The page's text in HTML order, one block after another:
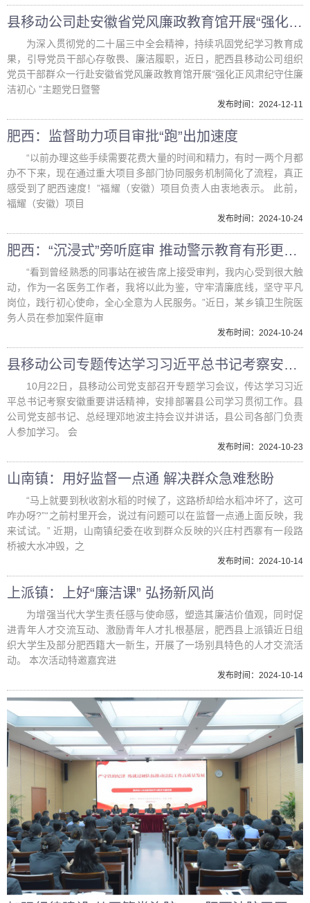
县移动公司赴安徽省党风廉政教育馆开展“强化正风肃纪 守住廉洁初心 ”主题党日暨警示教育活动
为深入贯彻党的二十届三中全会精神，持续巩固党纪学习教育成
果，引导党员干部心存敬畏、廉洁履职，近日，肥西县移动公司组织
党员干部群众一行赴安徽省党风廉政教育馆开展“强化正风肃纪守住廉
洁初心 ”主题党日暨警
发布时间：2024-12-11
肥西：监督助力项目审批“跑”出加速度
“以前办理这些手续需要花费大量的时间和精力，有时一两个月都
办不下来，现在通过重大项目多部门协同服务机制简化了流程，真正
感受到了肥西速度！”福耀（安徽）项目负责人由衷地表示。 此前，
福耀（安徽）项目
发布时间：2024-10-24
肥西：“沉浸式”旁听庭审 推动警示教育有形更走心
“看到曾经熟悉的同事站在被告席上接受审判，我内心受到很大触
动，作为一名医务工作者，我将以此为鉴，守牢清廉底线，坚守平凡
岗位，践行初心使命，全心全意为人民服务。”近日，某乡镇卫生院医
务人员在参加案件庭审
发布时间：2024-10-24
县移动公司专题传达学习习近平总书记考察安徽重要讲话精神
10月22日，县移动公司党支部召开专题学习会议，传达学习习近
平总书记考察安徽重要讲话精神，安排部署县公司学习贯彻工作。县
公司党支部书记、总经理邓地波主持会议并讲话，县公司各部门负责
人参加学习。 会
发布时间：2024-10-23
山南镇：用好监督一点通 解决群众急难愁盼
“马上就要到秋收割水稻的时候了，这路桥却给水稻冲坏了，这可
咋办呀?”“之前村里开会，说过有问题可以在监督一点通上面反映，我
来试试。” 近期，山南镇纪委在收到群众反映的兴庄村西寨有一段路
桥被大水冲毁，之
发布时间：2024-10-14
上派镇：上好“廉洁课” 弘扬新风尚
为增强当代大学生责任感与使命感，塑造其廉洁价值观，同时促
进青年人才交流互动、激励青年人才扎根基层，肥西县上派镇近日组
织大学生及部分肥西籍大一新生，开展了一场别具特色的人才交流活
动。 本次活动特邀嘉宾进
发布时间：2024-10-14